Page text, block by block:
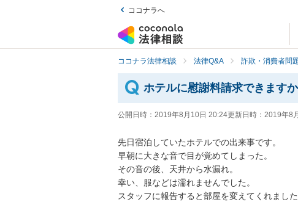
ココナラへ
ココナラ法律相談 法律Q&A 詐欺・消費者問
ホテルに慰謝料請求できますか
公開日時： 2019年8月10日 20:24更新日時： 2019年8
先日宿泊していたホテルでの出来事です。
早朝に大きな音で目が覚めてしまった。
その音の後、天井から水漏れ。
幸い、服などは濡れませんでした。
スタッフに報告すると部屋を変えてくれまし